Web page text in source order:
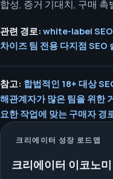
합성, 증거 기대치, 구매
관련 경로: white-label SEO
차이즈 팀 전용 다지점 SEO
참고: 합법적인 18+ 대상
해관계자가 많은 팀을 위한
요한 작업에 맞는 구매자 경
크리에이터 성장 로드맵
크리에이터 이코노